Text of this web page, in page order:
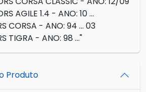
AGILE 1.4 - ANO: 10 ...
CORSA - ANO: 94 ... 03
TIGRA - ANO: 98 ..."
Produto